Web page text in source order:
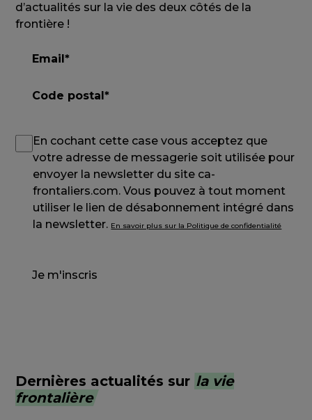
d’actualités sur la vie des deux côtés de la
frontière !
En cochant cette case vous acceptez que
votre adresse de messagerie soit utilisée pour
envoyer la newsletter du site ca-
frontaliers.com. Vous pouvez à tout moment
utiliser le lien de désabonnement intégré dans
la newsletter. En savoir plus sur la Politique de confidentialité
Je m'inscris
Dernières actualités sur la vie
frontalière